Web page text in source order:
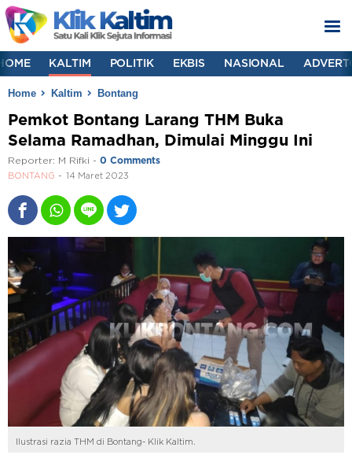
KALTIM POLITIK EKBIS NASIONAL
Home Kaltim Bontang
Pemkot Bontang Larang THM Buka
Selama Ramadhan, Dimulai Minggu Ini
Reporter: M Rifki - 0 Comments
BONTANG 14 Maret 2023
Ilustrasi razia THM di Bontang- Klik Kaltim.